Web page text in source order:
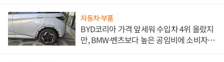
자동차·부품
BYD코리아 가격 앞세워 수입차 4위 올랐지
만, BMW·벤츠보다 높은 공임비에 소비자